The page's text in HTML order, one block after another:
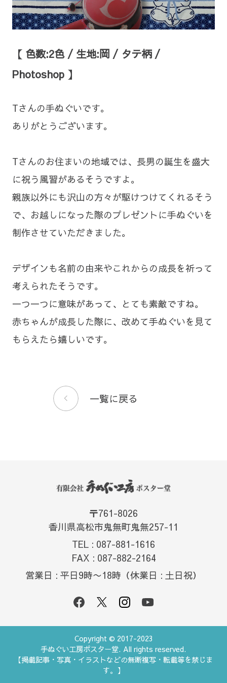
【 色数:2色 / 生地:岡 / タテ柄 /
Photoshop 】
Tさんの手ぬぐいです。
ありがとうございます。
Tさんのお住まいの地域では、長男の誕生を盛大
に祝う風習があるそうですよ。
親族以外にも沢山の方々が駆けつけてくれるそう
で、お越しになった際のプレゼントに手ぬぐいを
制作させていただきました。
デザインも名前の由来やこれからの成長を祈って
考えられたそうです。
一つ一つに意味があって、とても素敵ですね。
赤ちゃんが成長した際に、改めて手ぬぐいを見て
もらえたら嬉しいです。
一覧に戻る
〒761-8026
香川県高松市鬼無町鬼無257-11
TEL : 087-881-1616
FAX : 087-882-2164
営業日 : 平日9時〜18時（休業日 : 土日祝）
Copyright © 2017-2023
手ぬぐい工房ポスター堂. All rights reserved.
【掲載記事・写真・イラストなどの無断複写・転載等を禁じま
す。】